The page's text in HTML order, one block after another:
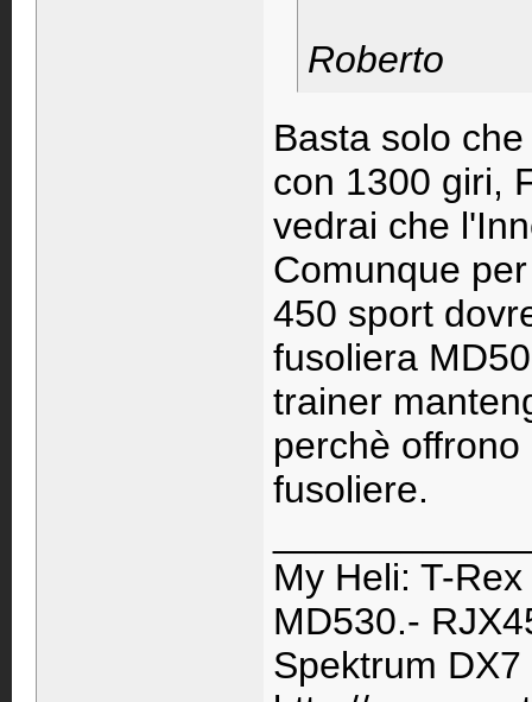
Roberto
Basta solo
con 1300 giri,
vedrai che
Comunque
450 sport
fusoliera
trainer
perchè
fusoliere.
My Heli: T-
MD530.-
Spektrum